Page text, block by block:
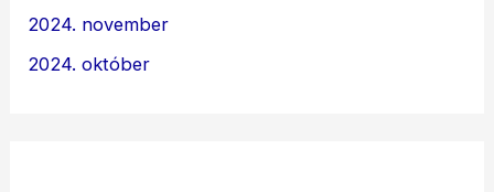
2024. november
2024. október